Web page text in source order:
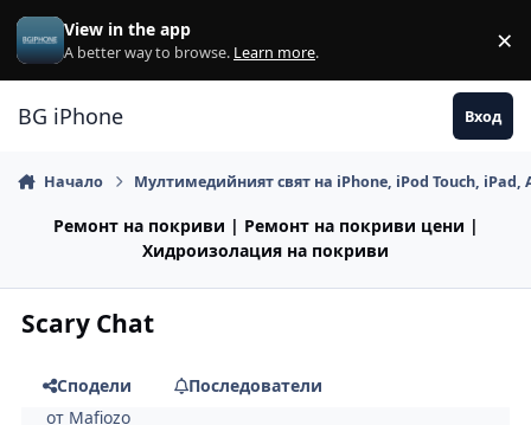
Премини към съдържанието
View in the app
A better way to browse. Learn more. ×
BG iPhone Вход
Начало Мултимедийният свят на iPhone, iPod Touch, iPad,
Ремонт на покриви | Ремонт на покриви цени |
Хидроизолация на покриви
Scary Chat
Сподели
Последователи
от Mafiozo